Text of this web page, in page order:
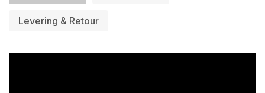
Levering & Retour